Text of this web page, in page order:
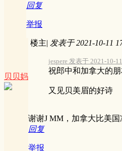
回复
举报
贝贝妈
楼主| 发表于 2021-10-11
jespere 发表于 2021-10-
祝郎中和加拿大的
又见贝美眉的好诗
谢谢J MM，加拿大比美
回复
举报